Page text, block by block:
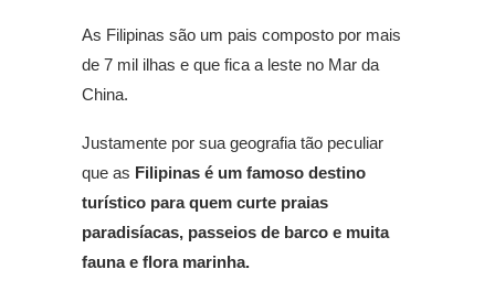
As Filipinas são um pais composto por mais
de 7 mil ilhas e que fica a leste no Mar da
China.
Justamente por sua geografia tão peculiar
que as Filipinas é um famoso destino
turístico para quem curte praias
paradisíacas, passeios de barco e muita
fauna e flora marinha.